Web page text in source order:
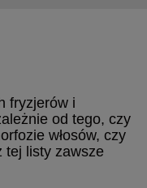
fryzjerów i
od tego, czy
włosów, czy
tej listy zawsze